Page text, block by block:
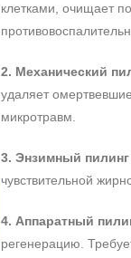
клетками, очищает
2. Механический
удаляет
микротравм.
3. Энзимный пилинг
чувствительной
4. Аппаратный
регенерацию.